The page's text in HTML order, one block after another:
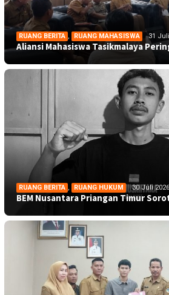
RUANG BERITA , RUANG MAHASISWA 31
Aliansi Mahasiswa Tasikmalaya
RUANG BERITA , RUANG HUKUM 30 Juli 2026
BEM Nusantara Priangan Timur